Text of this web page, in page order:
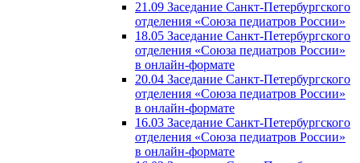
21.09 Заседание Санкт-Петербургского
отделения «Союза педиатров России»
18.05 Заседание Санкт-Петербургского
отделения «Союза педиатров России»
в онлайн-формате
20.04 Заседание Санкт-Петербургского
отделения «Союза педиатров России»
в онлайн-формате
16.03 Заседание Санкт-Петербургского
отделения «Союза педиатров России»
в онлайн-формате